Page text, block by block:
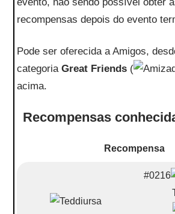
evento, não sendo possível obter
recompensas depois do evento
Pode ser oferecida a Amigos,
categoria Great Friends(
acima.
Recompensas
Recompensa
#0216